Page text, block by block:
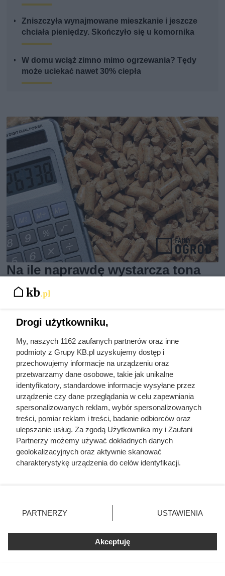
Zniszczyła wynajmowane mieszkanie i jeszcze
chciała pieniędzy. Skończyło się u komornika
W domu wciąż zimno mimo ogrzewania? Tędy
może uciekać nawet 30% ciepła
Na ile naprawdę wystarcza tona
pelletu? Prosty przelicznik dla
domu 140 m²
Ten gatunek drewna daje
go kupują. Prawdziwy król
kaloryczności
Drogi użytkowniku,
My, naszych 1162 zaufanych partnerów oraz inne
podmioty z Grupy KB.pl uzyskujemy dostęp i
przechowujemy informacje na urządzeniu oraz
przetwarzamy dane osobowe, takie jak unikalne
identyfikatory, standardowe informacje wysyłane przez
urządzenie czy dane przeglądania w celu zapewniania
spersonalizowanych reklam, wybór spersonalizowanych
treści, pomiar reklam i treści, badanie odbiorców oraz
ulepszanie usług. Za zgodą Użytkownika my i Zaufani
Partnerzy możemy używać dokładnych danych
geolokalizacyjnych oraz aktywnie skanować
charakterystykę urządzenia do celów identyfikacji.
zmienić/wycofać klikając przycisk ustawień prywatności
znajdujący się w lewym dolnym rogu strony. Niektóre
użytkownika, ale masz prawo sprzeciwić się takiemu
przetwarzaniu. Preferencje będą miały zastosowania tylko
PARTNERZY USTAWIENIA
Akceptuję